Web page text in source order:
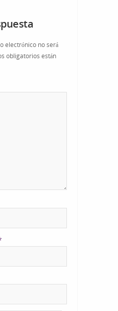
electrónico no será
obligatorios están